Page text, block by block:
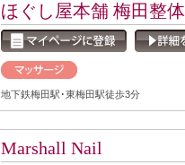
ほぐし屋本舗 梅田整体
地下鉄梅田駅･東梅田駅徒歩3分
Marshall Nail